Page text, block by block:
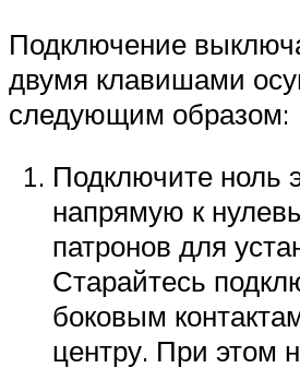
Подключение
двумя клавишами
следующим образом:
Подключите ноль
напрямую к
патронов для
Старайтесь
боковым
центру. При этом